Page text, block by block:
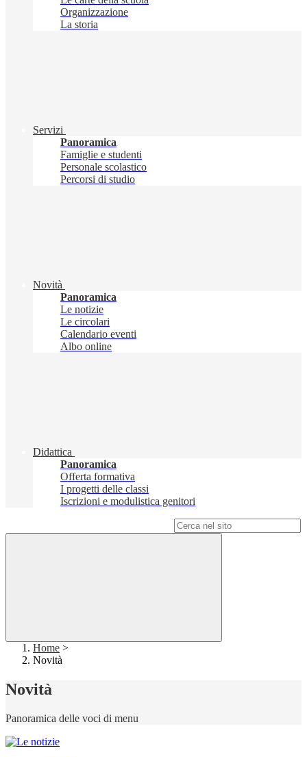
Organizzazione
La storia
Servizi
Panoramica
Famiglie e studenti
Personale scolastico
Percorsi di studio
Novità
Panoramica
Le notizie
Le circolari
Calendario eventi
Albo online
Didattica
Panoramica
Offerta formativa
I progetti delle classi
Iscrizioni e modulistica genitori
Home >
Novità
Novità
Panoramica delle voci di menu